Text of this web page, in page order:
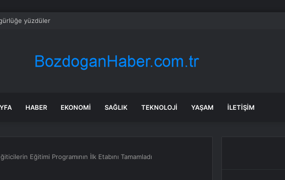
yüzdüler
HABER EKONOMI SAĞLIK TEKNOLOJI YAŞAM İLETIŞIM
Eğitimi Programının İlk Etabını Tamamladı